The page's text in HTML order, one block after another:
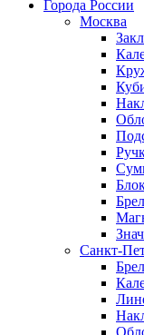
Города России
Москва
Санкт-